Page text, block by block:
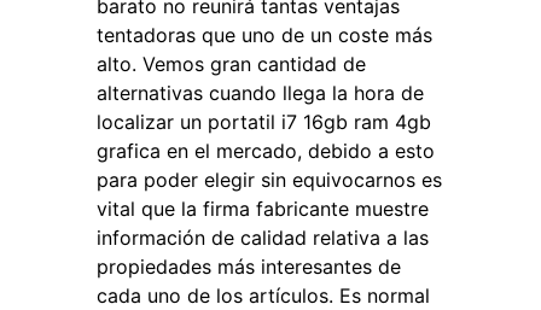
barato no reunirá tantas ventajas
tentadoras que uno de un coste más
alto. Vemos gran cantidad de
alternativas cuando llega la hora de
localizar un portatil i7 16gb ram 4gb
grafica en el mercado, debido a esto
para poder elegir sin equivocarnos es
vital que la firma fabricante muestre
información de calidad relativa a las
propiedades más interesantes de
cada uno de los artículos. Es normal